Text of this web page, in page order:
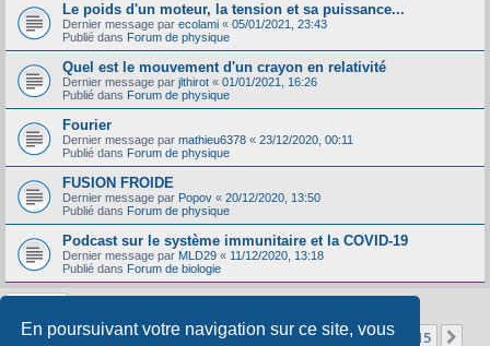
En poursuivant votre navigation sur ce site, vous
Le poids d'un moteur, la tension et sa puissance...
Dernier message par ecolami « 05/01/2021, 23:43
Publié dans Forum de physique
Quel est le mouvement d'un crayon en relativité
Dernier message par jlthirot « 01/01/2021, 16:26
Publié dans Forum de physique
Fourier
Dernier message par mathieu6378 « 23/12/2020, 00:11
Publié dans Forum de physique
FUSION FROIDE
Dernier message par Popov « 20/12/2020, 13:50
Publié dans Forum de physique
Podcast sur le système immunitaire et la COVID-19
Dernier message par MLD29 « 11/12/2020, 13:18
Publié dans Forum de biologie
La recherche a retourné 356 résultats Page 1sur15
1 2 3 4 5 … 15